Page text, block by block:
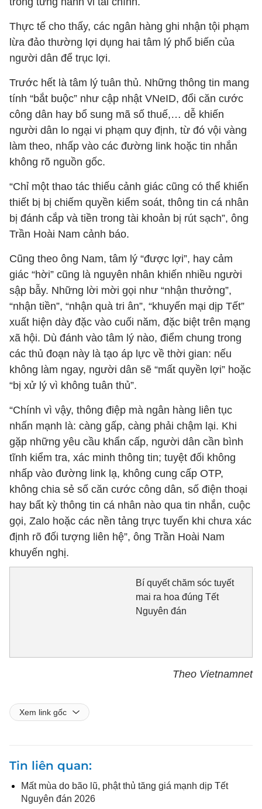
Thực tế cho thấy, các ngân hàng ghi nhận tội phạm
lừa đảo thường lợi dụng hai tâm lý phổ biến của
người dân để trục lợi.
Trước hết là tâm lý tuân thủ. Những thông tin mang
tính “bắt buộc” như cập nhật VNeID, đổi căn cước
công dân hay bổ sung mã số thuế,… dễ khiến
người dân lo ngại vi phạm quy định, từ đó vội vàng
làm theo, nhấp vào các đường link hoặc tin nhắn
không rõ nguồn gốc.
“Chỉ một thao tác thiếu cảnh giác cũng có thể khiến
thiết bị bị chiếm quyền kiểm soát, thông tin cá nhân
bị đánh cắp và tiền trong tài khoản bị rút sạch”, ông
Trần Hoài Nam cảnh báo.
Cũng theo ông Nam, tâm lý “được lợi”, hay cảm
giác “hời” cũng là nguyên nhân khiến nhiều người
sập bẫy. Những lời mời gọi như “nhận thưởng”,
“nhận tiền”, “nhận quà tri ân”, “khuyến mại dịp Tết”
xuất hiện dày đặc vào cuối năm, đặc biệt trên mạng
xã hội. Dù đánh vào tâm lý nào, điểm chung trong
các thủ đoạn này là tạo áp lực về thời gian: nếu
không làm ngay, người dân sẽ “mất quyền lợi” hoặc
“bị xử lý vì không tuân thủ”.
“Chính vì vậy, thông điệp mà ngân hàng liên tục
nhấn mạnh là: càng gấp, càng phải chậm lại. Khi
gặp những yêu cầu khẩn cấp, người dân cần bình
tĩnh kiểm tra, xác minh thông tin; tuyệt đối không
nhấp vào đường link lạ, không cung cấp OTP,
không chia sẻ số căn cước công dân, số điện thoại
hay bất kỳ thông tin cá nhân nào qua tin nhắn, cuộc
gọi, Zalo hoặc các nền tảng trực tuyến khi chưa xác
định rõ đối tượng liên hệ”, ông Trần Hoài Nam
khuyến nghị.
Bí quyết chăm sóc tuyết
mai ra hoa đúng Tết
Nguyên đán
Theo Vietnamnet
Xem link gốc
Tin liên quan
Mất mùa do bão lũ, phật thủ tăng giá mạnh dịp Tết
Nguyên đán 2026